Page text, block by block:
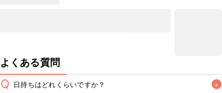
よくある質問
Q 日持ちはどれくらいですか？ +